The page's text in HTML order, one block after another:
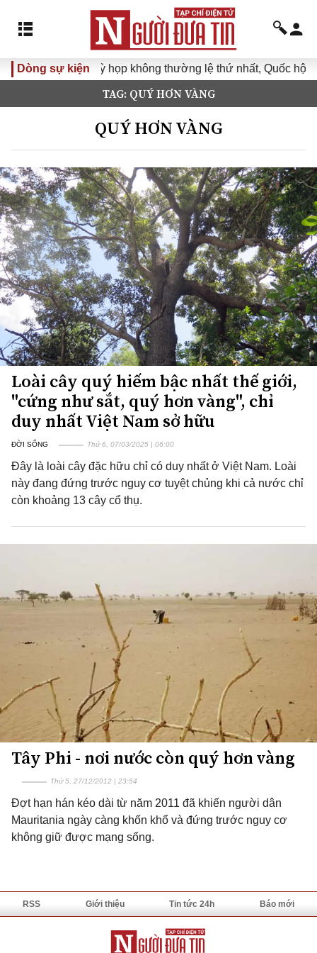
Dòng sự kiệnKỳ họp không thường lệ thứ nhất, Quốc hội
TAG: QUÝ HƠN VÀNG
QUÝ HƠN VÀNG
Loài cây quý hiếm bậc nhất thế giới,
"cứng như sắt, quý hơn vàng", chỉ
duy nhất Việt Nam sở hữu
ĐỜI SỐNG Thứ 6, 07/03/2025 | 06:00
Đây là loài cây đặc hữu chỉ có duy nhất ở Việt Nam. Loài
này đang đứng trước nguy cơ tuyệt chủng khi cả nước chỉ
còn khoảng 13 cây cổ thụ.
Tây Phi - nơi nước còn quý hơn vàng
Thứ 5, 27/12/2012 | 23:54
Đợt hạn hán kéo dài từ năm 2011 đã khiến người dân
Mauritania ngày càng khốn khổ và đứng trước nguy cơ
không giữ được mạng sống.
RSS Giới thiệu Tin tức 24h Báo mới